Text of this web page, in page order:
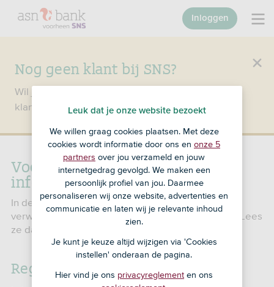
Nog geen klant bij SNS?
Wil je een product openen en ben je nog geen
klant bij SNS?Ga dan naar ASN Bank .
Inloggen
Voorwaarden en andere
informatie SNS Zakenrekening
In de voorwaarden staat wat je van ons kunt
verwachten. Maar ook wat wij van jou verwachten. Lees
ze daarom goed door.
Reglement Zakenrekening
Leuk dat je onze website bezoekt
We willen graag cookies plaatsen. Met deze
cookies wordt informatie door ons en onze 5
partners over jou verzameld en jouw
internetgedrag gevolgd. We maken een
persoonlijk profiel van jou. Daarmee
personaliseren wij onze website, advertenties en
communicatie en laten wij je relevante inhoud
zien.
Je kunt je keuze altijd wijzigen via 'Cookies
instellen' onderaan de pagina.
Hier vind je ons privacyreglement en ons